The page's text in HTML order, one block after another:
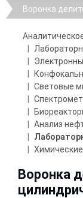
Воронка
Световые
Анализ
Воронка делительная